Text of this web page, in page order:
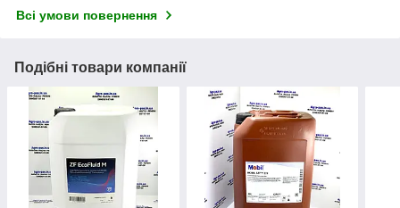
Всі умови повернення
Подібні товари компанії